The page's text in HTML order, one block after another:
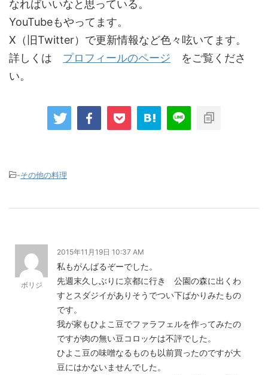
なればいいなと思っている。
YouTubeもやってます。
X（旧Twitter）で更新情報など色々呟いてます。
詳しくは プロフィールのページ をご覧くださ
い。
-その他の料理
ボリジ
2015年11月19日 10:37 AM
私もがんばるぞーでした。
先週末久しぶりに京都に行き 公園の森に出くわ
すとスダジイがありそうでつい下ばかりみたもの
です。
我が家もひよこ豆でファラフェルを作ってみたの
ですが肉の無い豆コロッケは不評でした。
ひよこ豆の味噌なるものも以前買ったのですが大
豆にはかないませんでした。